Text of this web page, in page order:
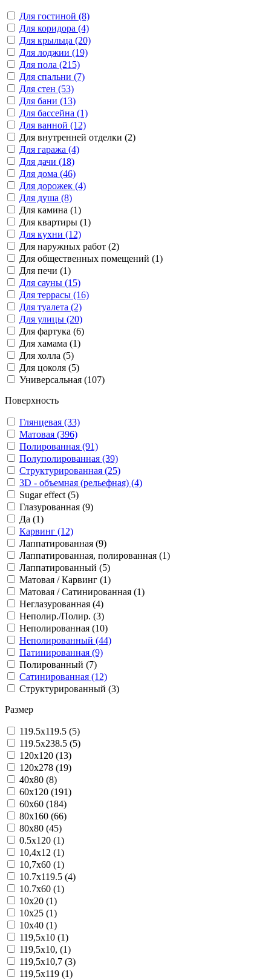
Для гостиной (8)
Для коридора (4)
Для крыльца (20)
Для лоджии (19)
Для пола (215)
Для спальни (7)
Для стен (53)
Для бани (13)
Для бассейна (1)
Для ванной (12)
Для внутренней отделки (2)
Для гаража (4)
Для дачи (18)
Для дома (46)
Для дорожек (4)
Для душа (8)
Для камина (1)
Для квартиры (1)
Для кухни (12)
Для наружных работ (2)
Для общественных помещений (1)
Для печи (1)
Для сауны (15)
Для террасы (16)
Для туалета (2)
Для улицы (20)
Для фартука (6)
Для хамама (1)
Для холла (5)
Для цоколя (5)
Универсальная (107)
Поверхность
Глянцевая (33)
Матовая (396)
Полированная (91)
Полуполированная (39)
Структурированная (25)
3D - объемная (рельефная) (4)
Sugar effect (5)
Глазурованная (9)
Да (1)
Карвинг (12)
Лаппатированная (9)
Лаппатированная, полированная (1)
Лаппатированный (5)
Матовая / Карвинг (1)
Матовая / Сатинированная (1)
Неглазурованная (4)
Неполир./Полир. (3)
Неполированная (10)
Неполированный (44)
Патинированная (9)
Полированный (7)
Сатинированная (12)
Структурированный (3)
Размер
119.5x119.5 (5)
119.5x238.5 (5)
120x120 (13)
120x278 (19)
40x80 (8)
60x120 (191)
60x60 (184)
80x160 (66)
80x80 (45)
0.5x120 (1)
10,4x12 (1)
10,7x60 (1)
10.7x119.5 (4)
10.7x60 (1)
10x20 (1)
10x25 (1)
10x40 (1)
119,5x10 (1)
119,5x10, (1)
119,5x10,7 (3)
119,5x119 (1)